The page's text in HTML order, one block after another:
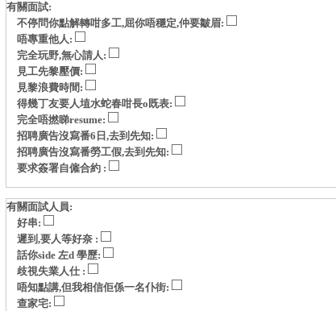
有關面試:
不停問你點解轉咁多工,屈你唔穩定,仲要皺眉:
唔專重他人:
完全玩野,無心請人:
見工先黎壓價:
見黎浪費時間:
得幾丁友要人埴水蛇春咁長o既表:
完全唔撚睇resume:
招聘廣告沒寫番6日,去到先知:
招聘廣告沒寫番勞工假,去到先知:
要求簽署自僱合約 :
有關面試人員:
好串:
遲到,要人等好奈 :
話你side 左d 學歷:
歧視失業人仕 :
唔知點講,但我相信佢係一名仆街:
查家宅: